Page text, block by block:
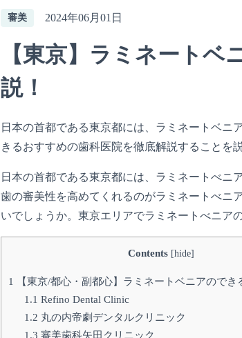
審美 2024年06月01日
【東京】ラミネートベ
説！
日本の首都である東京都には、ラミネートベニ
きるおすすめの歯科医院を徹底解説することを
日本の首都である東京都には、ラミネートべニ
歯の審美性を高めてくれるのがラミネートべニ
いでしょうか。東京エリアでラミネートべニア
Contents [hide]
1
【東京/都心・副都心】ラミネートベニアのでき
1.1 Refino Dental Clinic
1.2 丸の内帝劇デンタルクリニック
1.3 審美歯科矢田クリニック